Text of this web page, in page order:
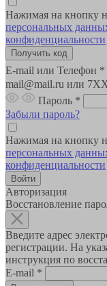
Нажимая на кнопку
персональных
конфиденциальности
E-mail или Телефон *
mail@mail.ru или
Пароль *
Забыли пароль?
Нажимая на кнопку
персональных
конфиденциальности
Авторизация
Восстановление
Введите адрес
регистрации. На
инструкция по
E-mail *